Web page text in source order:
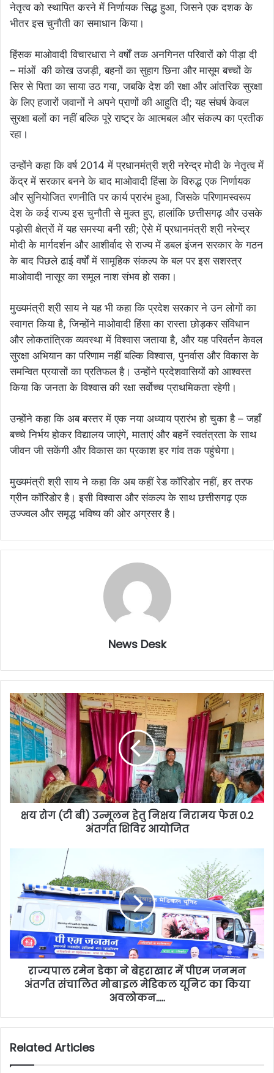
नेतृत्व को स्थापित करने में निर्णायक सिद्ध हुआ, जिसने एक दशक के
भीतर इस चुनौती का समाधान किया।
हिंसक माओवादी विचारधारा ने वर्षों तक अनगिनत परिवारों को पीड़ा दी
– मांओं की कोख उजड़ी, बहनों का सुहाग छिना और मासूम बच्चों के
सिर से पिता का साया उठ गया, जबकि देश की रक्षा और आंतरिक सुरक्षा
के लिए हजारों जवानों ने अपने प्राणों की आहुति दी; यह संघर्ष केवल
सुरक्षा बलों का नहीं बल्कि पूरे राष्ट्र के आत्मबल और संकल्प का प्रतीक
रहा।
उन्होंने कहा कि वर्ष 2014 में प्रधानमंत्री श्री नरेन्द्र मोदी के नेतृत्व में
केंद्र में सरकार बनने के बाद माओवादी हिंसा के विरुद्ध एक निर्णायक
और सुनियोजित रणनीति पर कार्य प्रारंभ हुआ, जिसके परिणामस्वरूप
देश के कई राज्य इस चुनौती से मुक्त हुए, हालांकि छत्तीसगढ़ और उसके
पड़ोसी क्षेत्रों में यह समस्या बनी रही; ऐसे में प्रधानमंत्री श्री नरेन्द्र
मोदी के मार्गदर्शन और आशीर्वाद से राज्य में डबल इंजन सरकार के गठन
के बाद पिछले ढाई वर्षों में सामूहिक संकल्प के बल पर इस सशस्त्र
माओवादी नासूर का समूल नाश संभव हो सका।
मुख्यमंत्री श्री साय ने यह भी कहा कि प्रदेश सरकार ने उन लोगों का
स्वागत किया है, जिन्होंने माओवादी हिंसा का रास्ता छोड़कर संविधान
और लोकतांत्रिक व्यवस्था में विश्वास जताया है, और यह परिवर्तन केवल
सुरक्षा अभियान का परिणाम नहीं बल्कि विश्वास, पुनर्वास और विकास के
समन्वित प्रयासों का प्रतिफल है। उन्होंने प्रदेशवासियों को आश्वस्त
किया कि जनता के विश्वास की रक्षा सर्वोच्च प्राथमिकता रहेगी।
उन्होंने कहा कि अब बस्तर में एक नया अध्याय प्रारंभ हो चुका है – जहाँ
बच्चे निर्भय होकर विद्यालय जाएंगे, माताएं और बहनें स्वतंत्रता के साथ
जीवन जी सकेंगी और विकास का प्रकाश हर गांव तक पहुंचेगा।
मुख्यमंत्री श्री साय ने कहा कि अब कहीं रेड कॉरिडोर नहीं, हर तरफ
ग्रीन कॉरिडोर है। इसी विश्वास और संकल्प के साथ छत्तीसगढ़ एक
उज्ज्वल और समृद्ध भविष्य की ओर अग्रसर है।
News Desk
क्षय रोग (टी बी) उन्मूलन हेतु निक्षय निरामय फेस 0.2
अंतर्गत शिविर आयोजित
राज्यपाल रमेन डेका ने बेहराखार में पीएम जनमन
अंतर्गत संचालित मोबाइल मेडिकल यूनिट का किया
अवलोकन…..
Related Articles